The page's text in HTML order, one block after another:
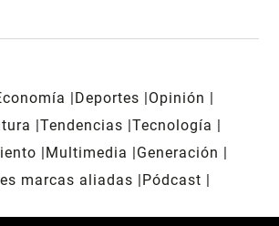
Deportes
Opinión
Tendencias Tecnología
Multimedia
Generación
marcas aliadas
Pódcast